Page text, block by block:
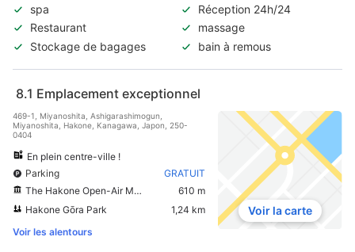
spa
Réception 24h/24
Restaurant
massage
Stockage de bagages
bain à remous
8.1 Emplacement exceptionnel
469-1, Miyanoshita, Ashigarashimogun,
Miyanoshita, Hakone, Kanagawa, Japon, 250-
0404
En plein centre-ville !
Parking
GRATUIT
The Hakone Open-Air Museum
610 m
Hakone Gōra Park
1,24 km
Voir les alentours
Voir la carte